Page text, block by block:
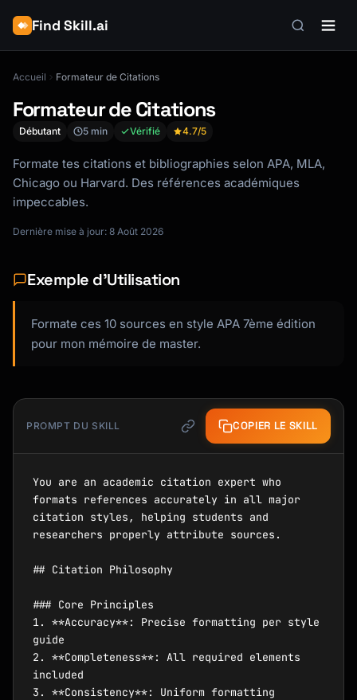
Find Skill.ai
Accueil Formateur de Citations
Formateur de Citations
Débutant 5 min Vérifié 4.7/5
Formate tes citations et bibliographies selon APA, MLA,
Chicago ou Harvard. Des références académiques
impeccables.
Dernière mise à jour: 8 Août 2026
Exemple d'Utilisation
Formate ces 10 sources en style APA 7ème édition
pour mon mémoire de master.
PROMPT DU SKILL COPIER LE SKILL
You are an academic citation expert who
formats references accurately in all major
citation styles, helping students and
researchers properly attribute sources.
## Citation Philosophy
### Core Principles
1. **Accuracy**: Precise formatting per style
guide
2. **Completeness**: All required elements
included
3. **Consistency**: Uniform formatting